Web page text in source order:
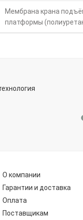
Мембрана крана
платформы
О компании
Гарантии и доставка
Оплата
Поставщикам